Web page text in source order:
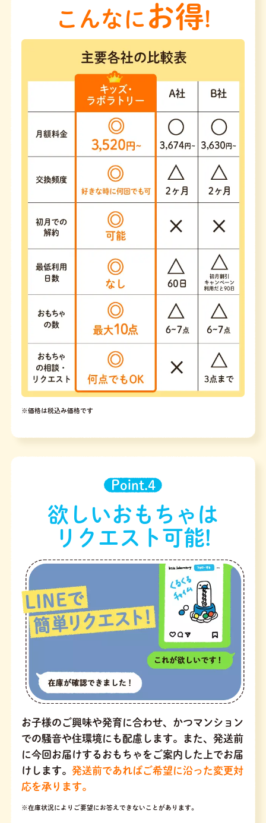
こんなに お得!
※価格は税込み価格です
Point.4
欲しいおもちゃは
リクエスト可能!
お子様のご興味や発育に合わせ、かつマンション
での騒音や住環境にも配慮します。また、発送前
に今回お届けするおもちゃをご案内した上でお届
けします。 発送前であればご希望に沿った変更対
応を承ります。
※在庫状況によりご要望にお答えできないことがあります。